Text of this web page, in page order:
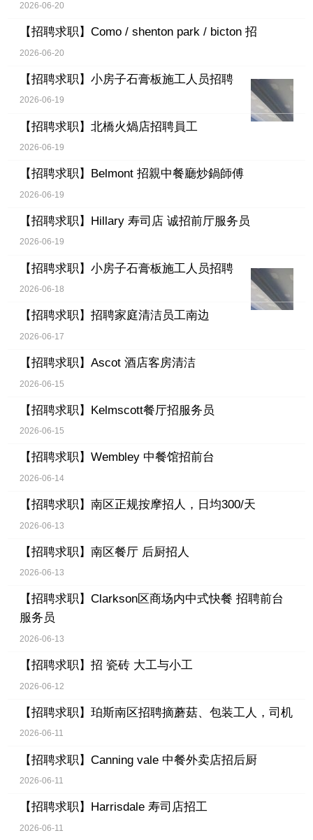
2026-06-20
【招聘求职】 Como / shenton park / bicton 招
2026-06-20
【招聘求职】 小房子石膏板施工人员招聘
2026-06-19
【招聘求职】 北橋火煱店招聘員工
2026-06-19
【招聘求职】 Belmont 招親中餐廳炒鍋師傅
2026-06-19
【招聘求职】 Hillary 寿司店 诚招前厅服务员
2026-06-19
【招聘求职】 小房子石膏板施工人员招聘
2026-06-18
【招聘求职】 招聘家庭清洁员工南边
2026-06-17
【招聘求职】 Ascot 酒店客房清洁
2026-06-15
【招聘求职】 Kelmscott餐厅招服务员
2026-06-15
【招聘求职】 Wembley 中餐馆招前台
2026-06-14
【招聘求职】 南区正规按摩招人，日均300/天
2026-06-13
【招聘求职】 南区餐厅 后厨招人
2026-06-13
【招聘求职】 Clarkson区商场内中式快餐 招聘前台
服务员
2026-06-13
【招聘求职】 招 瓷砖 大工与小工
2026-06-12
【招聘求职】 珀斯南区招聘摘蘑菇、包装工人，司机
2026-06-11
【招聘求职】 Canning vale 中餐外卖店招后厨
2026-06-11
【招聘求职】 Harrisdale 寿司店招工
2026-06-11